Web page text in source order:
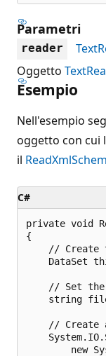
Parametri
reader
Oggetto
Esempio
Nell'esempio
oggetto con cui
il
C#
private void
{
// Create
DataSet
// Set
string
// Create
new